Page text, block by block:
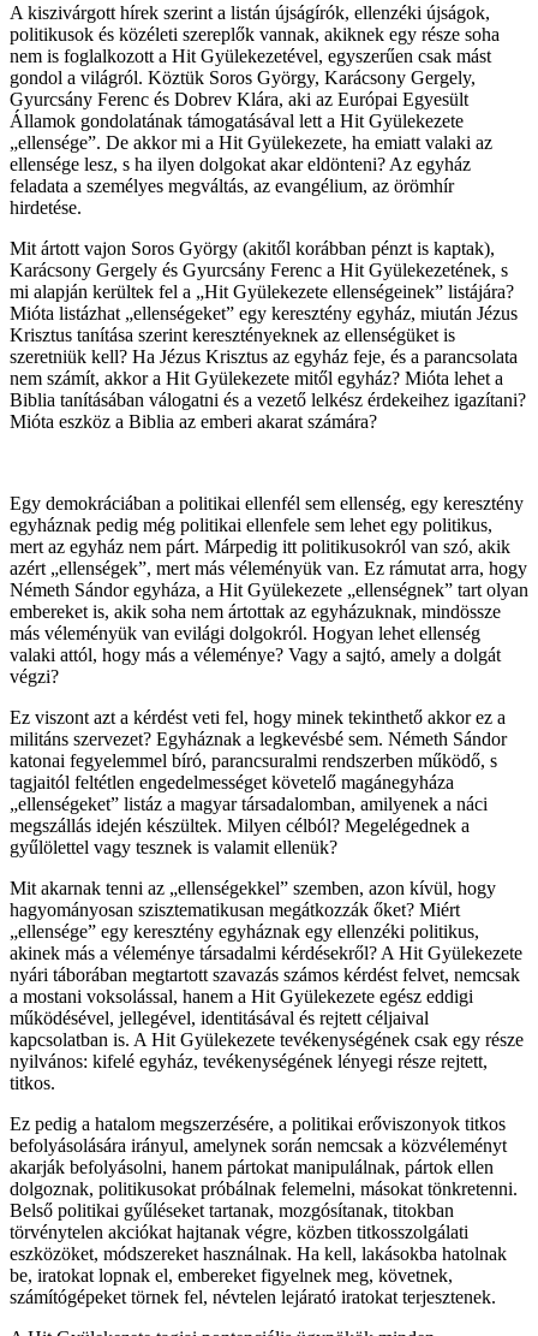
A kiszivárgott hírek szerint a listán újságírók, ellenzéki újságok,
politikusok és közéleti szereplők vannak, akiknek egy része soha
nem is foglalkozott a Hit Gyülekezetével, egyszerűen csak mást
gondol a világról. Köztük Soros György, Karácsony Gergely,
Gyurcsány Ferenc és Dobrev Klára, aki az Európai Egyesült
Államok gondolatának támogatásával lett a Hit Gyülekezete
„ellensége”. De akkor mi a Hit Gyülekezete, ha emiatt valaki az
ellensége lesz, s ha ilyen dolgokat akar eldönteni? Az egyház
feladata a személyes megváltás, az evangélium, az örömhír
hirdetése.
Mit ártott vajon Soros György (akitől korábban pénzt is kaptak),
Karácsony Gergely és Gyurcsány Ferenc a Hit Gyülekezetének, s
mi alapján kerültek fel a „Hit Gyülekezete ellenségeinek” listájára?
Mióta listázhat „ellenségeket” egy keresztény egyház, miután Jézus
Krisztus tanítása szerint keresztényeknek az ellenségüket is
szeretniük kell? Ha Jézus Krisztus az egyház feje, és a parancsolata
nem számít, akkor a Hit Gyülekezete mitől egyház? Mióta lehet a
Biblia tanításában válogatni és a vezető lelkész érdekeihez igazítani?
Mióta eszköz a Biblia az emberi akarat számára?
Egy demokráciában a politikai ellenfél sem ellenség, egy keresztény
egyháznak pedig még politikai ellenfele sem lehet egy politikus,
mert az egyház nem párt. Márpedig itt politikusokról van szó, akik
azért „ellenségek”, mert más véleményük van. Ez rámutat arra, hogy
Németh Sándor egyháza, a Hit Gyülekezete „ellenségnek” tart olyan
embereket is, akik soha nem ártottak az egyházuknak, mindössze
más véleményük van evilági dolgokról. Hogyan lehet ellenség
valaki attól, hogy más a véleménye? Vagy a sajtó, amely a dolgát
végzi?
Ez viszont azt a kérdést veti fel, hogy minek tekinthető akkor ez a
militáns szervezet? Egyháznak a legkevésbé sem. Németh Sándor
katonai fegyelemmel bíró, parancsuralmi rendszerben működő, s
tagjaitól feltétlen engedelmességet követelő magánegyháza
„ellenségeket” listáz a magyar társadalomban, amilyenek a náci
megszállás idején készültek. Milyen célból? Megelégednek a
gyűlölettel vagy tesznek is valamit ellenük?
Mit akarnak tenni az „ellenségekkel” szemben, azon kívül, hogy
hagyományosan szisztematikusan megátkozzák őket? Miért
„ellensége” egy keresztény egyháznak egy ellenzéki politikus,
akinek más a véleménye társadalmi kérdésekről? A Hit Gyülekezete
nyári táborában megtartott szavazás számos kérdést felvet, nemcsak
a mostani voksolással, hanem a Hit Gyülekezete egész eddigi
működésével, jellegével, identitásával és rejtett céljaival
kapcsolatban is. A Hit Gyülekezete tevékenységének csak egy része
nyilvános: kifelé egyház, tevékenységének lényegi része rejtett,
titkos.
Ez pedig a hatalom megszerzésére, a politikai erőviszonyok titkos
befolyásolására irányul, amelynek során nemcsak a közvéleményt
akarják befolyásolni, hanem pártokat manipulálnak, pártok ellen
dolgoznak, politikusokat próbálnak felemelni, másokat tönkretenni.
Belső politikai gyűléseket tartanak, mozgósítanak, titokban
törvénytelen akciókat hajtanak végre, közben titkosszolgálati
eszközöket, módszereket használnak. Ha kell, lakásokba hatolnak
be, iratokat lopnak el, embereket figyelnek meg, követnek,
számítógépeket törnek fel, névtelen lejárató iratokat terjesztenek.